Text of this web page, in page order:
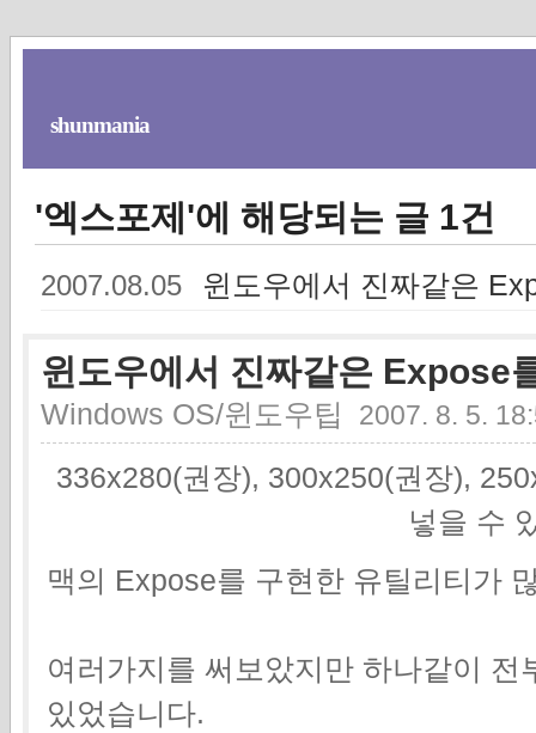
shunmania
'엑스포제'에 해당되는 글 1건
2007.08.05 윈도우에서 진짜같은
윈도우에서 진짜같은 Expose
Windows OS/윈도우팁 2007. 8. 5.
336x280(권장), 300x250(권장),
넣을 수
맥의 Expose를 구현한 유틸리티가
여러가지를 써보았지만 하나같이
있었습니다.